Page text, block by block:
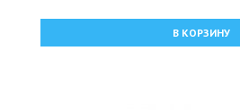
В КОРЗИНУ